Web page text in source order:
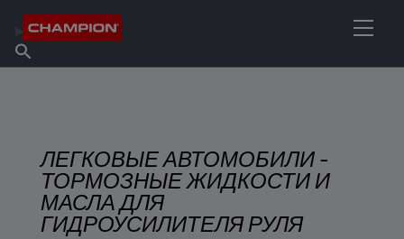
Информация о Champion
Найти точку продаж
ЛЕГКОВЫЕ АВТОМОБИЛИ -
ТОРМОЗНЫЕ ЖИДКОСТИ И
МАСЛА ДЛЯ
ГИДРОУСИЛИТЕЛЯ РУЛЯ